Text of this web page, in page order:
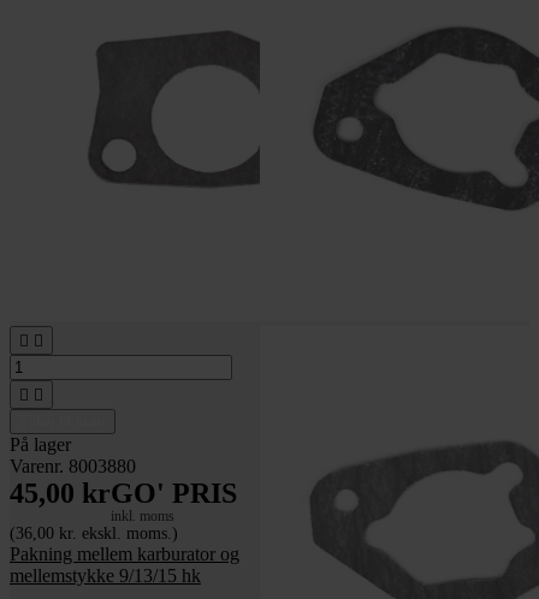
 
 
På lager
Varenr. 8003880
45,00 krGO' PRIS
inkl. moms
(36,00 kr. ekskl. moms.)
Pakning mellem karburator og
mellemstykke 9/13/15 hk